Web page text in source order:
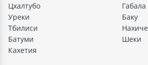
Цхалтубо
Уреки
Тбилиси
Батуми
Кахетия
Габала
Баку
Шеки